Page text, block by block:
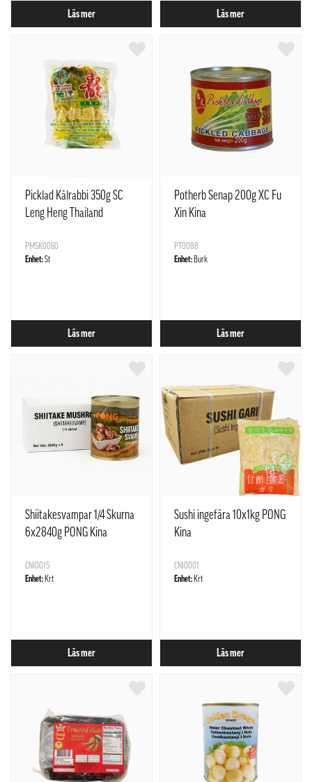
Läs mer Läs mer
Picklad Kålrabbi 350g SC
Leng Heng Thailand
PMSK0060
Enhet:St
Läs mer
Potherb Senap 200g XC Fu
Xin Kina
PT0088
Enhet: Burk
Läs mer
Shiitakesvampar 1/4 Skurna
6x2840g PONG Kina
CNI0015
Enhet: Krt
Läs mer
Sushi ingefära 10x1kg PONG
Kina
CNI0001
Enhet: Krt
Läs mer